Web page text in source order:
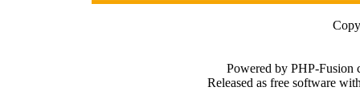
Powered by PHP-
Released as free software